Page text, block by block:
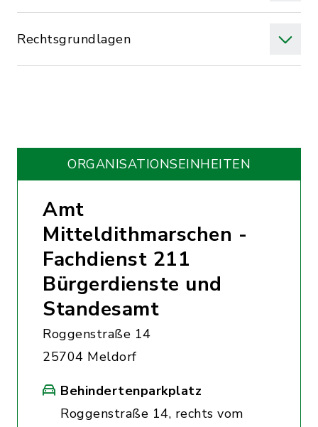
Rechtsgrundlagen
ORGANISATIONS­EINHEITEN
Amt
Mitteldithmarschen -
Fachdienst 211
Bürgerdienste und
Standesamt
Roggenstraße 14
25704 Meldorf
Behindertenparkplatz
Roggenstraße 14, rechts vom